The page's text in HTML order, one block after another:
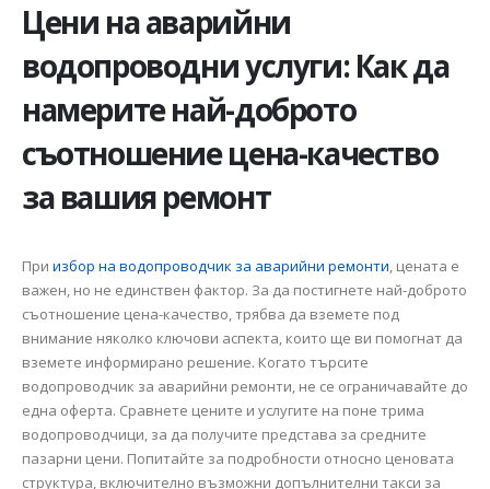
Цени на аварийни
водопроводни услуги: Как да
намерите най-доброто
съотношение цена-качество
за вашия ремонт
При избор на водопроводчик за аварийни ремонти, цената е
важен, но не единствен фактор. За да постигнете най-доброто
съотношение цена-качество, трябва да вземете под
внимание няколко ключови аспекта, които ще ви помогнат да
вземете информирано решение. Когато търсите
водопроводчик за аварийни ремонти, не се ограничавайте до
една оферта. Сравнете цените и услугите на поне трима
водопроводчици, за да получите представа за средните
пазарни цени. Попитайте за подробности относно ценовата
структура, включително възможни допълнителни такси за